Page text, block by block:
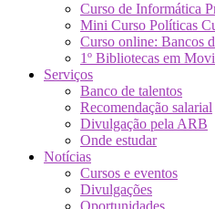
Curso de Informática
Mini Curso Políticas
Curso online: Bancos
1º Bibliotecas em
Serviços
Banco de talentos
Recomendação salarial
Divulgação pela ARB
Onde estudar
Notícias
Cursos e eventos
Divulgações
Oportunidades